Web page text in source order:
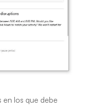
en los que debe